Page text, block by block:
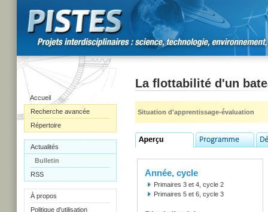
Accueil
Recherche avancée
Répertoire
Actualités
Bulletin
RSS
À propos
Politique d'utilisation
La flottabilité d'un
Situation d'apprentissage-évaluation
Année, cycle
Primaires 3 et 4, cycle 2
Primaires 5 et 6, cycle 3